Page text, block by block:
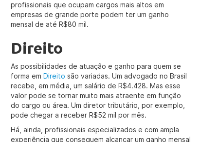
profissionais que ocupam cargos mais altos em
empresas de grande porte podem ter um ganho
mensal de até R$80 mil.
Direito
As possibilidades de atuação e ganho para quem se
forma emDireito são variadas. Um advogado no Brasil
recebe, em média, um salário de R$4.428. Mas esse
valor pode se tornar muito mais atraente em função
do cargo ou área. Um diretor tributário, por exemplo,
pode chegar a receber R$52 mil por mês.
Há, ainda, profissionais especializados e com ampla
experiência que conseguem alcançar um ganho mensal